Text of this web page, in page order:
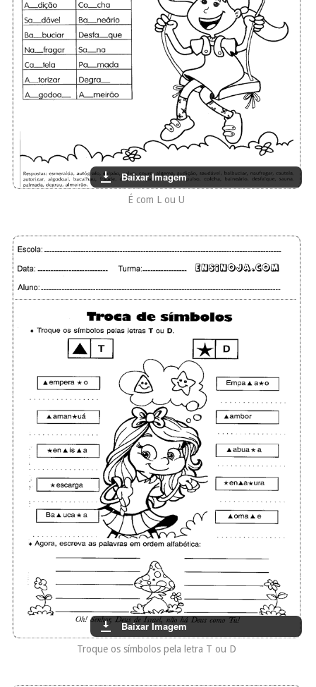
Baixar Imagem
É com L ou U
Baixar Imagem
Troque os símbolos pela letra T ou D